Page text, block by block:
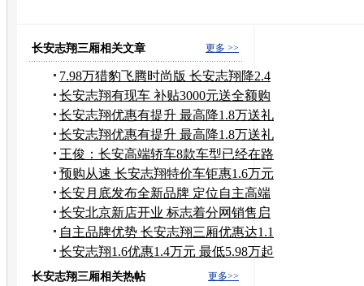
更多 >>
长安志翔三厢相关文章
7.98万猎豹飞腾时尚版 长安志翔降2.4
万
长安志翔有现车 补贴3000元送全额购
置税
长安志翔优惠有提升 最高降1.8万送礼
包
长安志翔优惠有提升 最高降1.8万送礼
包
王俊：长安高端轿车8款车型已经在路
试
预购从速 长安志翔特价车钜惠1.6万元
长安月底发布全新品牌 定位自主高端
车
长安北京新店开业 标志着分网销售启
动
自主品牌优势 长安志翔三厢优惠达1.1
万
长安志翔1.6优惠1.4万元 最低5.98万起
售
更多>>
长安志翔三厢相关热帖